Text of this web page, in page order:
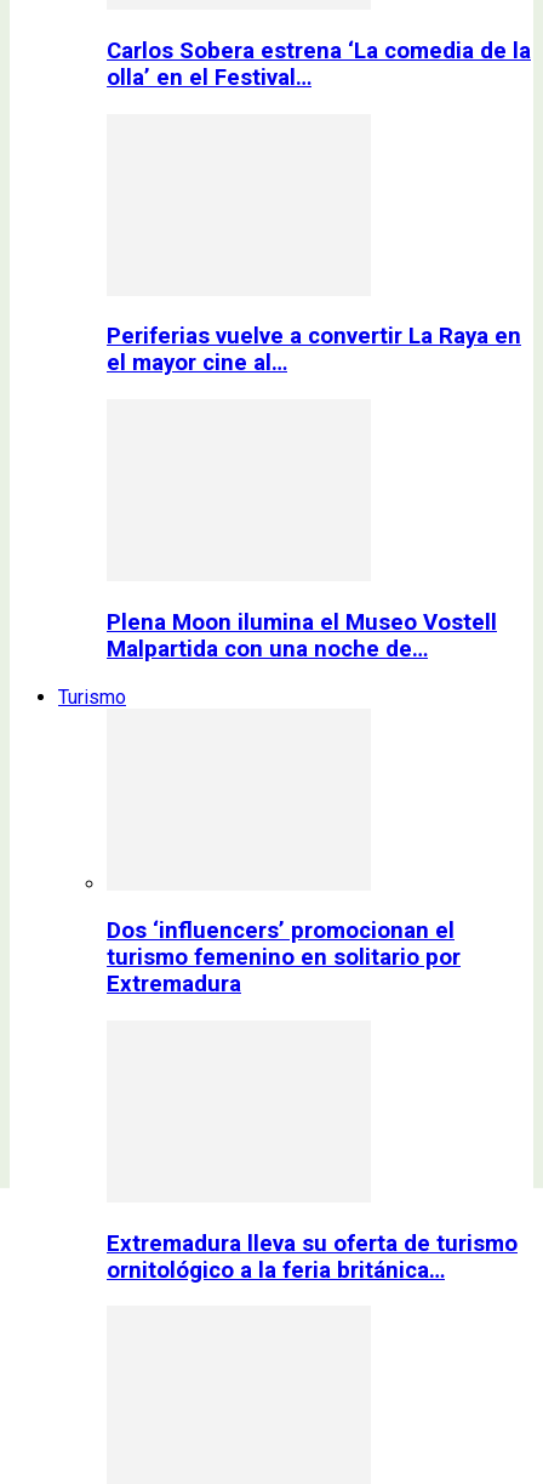
Carlos Sobera estrena ‘La comedia de la
olla’ en el Festival…
Periferias vuelve a convertir La Raya en
el mayor cine al…
Plena Moon ilumina el Museo Vostell
Malpartida con una noche de…
Turismo
Dos ‘influencers’ promocionan el
turismo femenino en solitario por
Extremadura
Extremadura lleva su oferta de turismo
ornitológico a la feria británica…